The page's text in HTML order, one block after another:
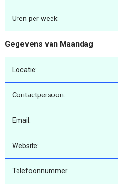
Uren per week:
Gegevens van Maandag
Locatie:
Contactpersoon:
Email:
Website:
Telefoonnummer: